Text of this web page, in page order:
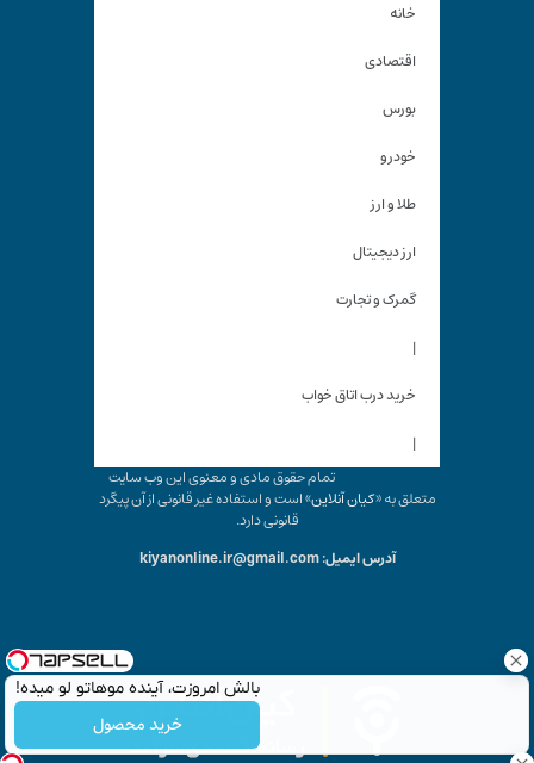
بالش امروزت، آینده موهاتو لو میده!
خرید محصول
خانه
اقتصادی
بورس
خودرو
طلا و ارز
ارز دیجیتال
گمرک و تجارت
|
خرید درب اتاق خواب
|
تمام حقوق مادی و معنوی این وب سایت
متعلق به «کیان آنلاین» است و استفاده غیر قانونی از آن پیگرد
قانونی دارد.
آدرس ایمیل: kiyanonline.ir@gmail.com